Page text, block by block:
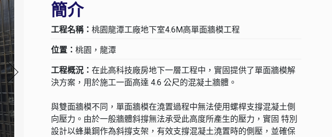
簡介
工程名稱： 桃園龍潭工廠地下室4.6M高單面牆模工程
位置： 桃園，龍潭
工程概況： 在此高科技廠房地下一層工程中，實固提供了單面牆模解
決方案，用於施工一面高達 4.6 公尺的混凝土牆體。
與雙面牆模不同，單面牆模在澆置過程中無法使用螺桿支撐混凝土側
向壓力。由於一般牆體斜撐無法承受此高度所產生的壓力，實固 特別
設計以蜂巢鋼作為斜撐支架，有效支撐混凝土澆置時的側壓，並確保